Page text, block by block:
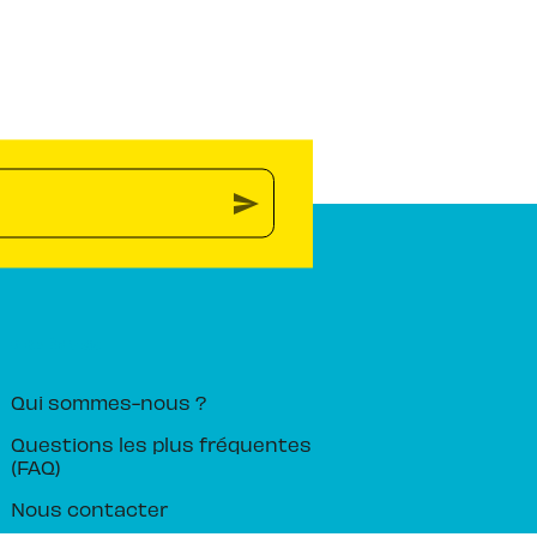
send
Qui sommes-nous ?
Questions les plus fréquentes
(FAQ)
Nous contacter